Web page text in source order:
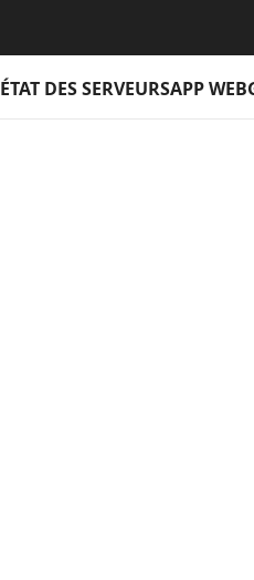
ÉTAT DES SERVEURSAPP WEB